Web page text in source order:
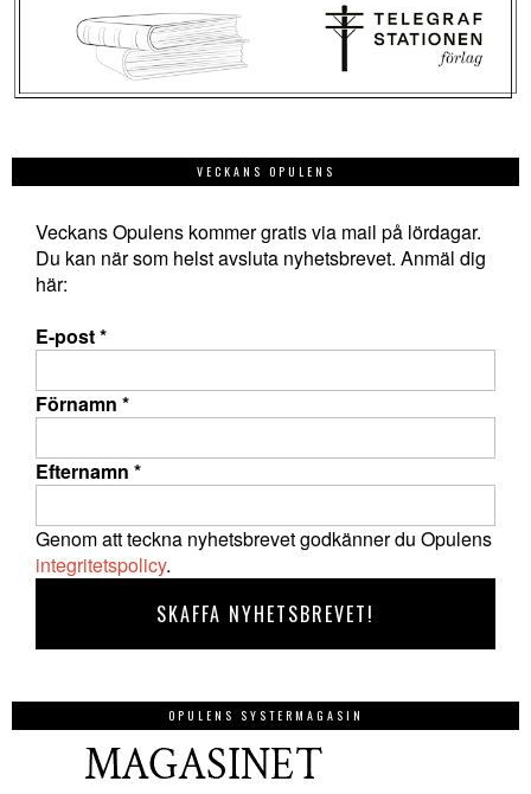
VECKANS OPULENS
Veckans Opulens kommer gratis via mail på lördagar.
Du kan när som helst avsluta nyhetsbrevet. Anmäl dig
här:
E-post*
Förnamn *
Efternamn *
Genom att teckna nyhetsbrevet godkänner du Opulens
integritetspolicy.
OPULENS SYSTERMAGASIN